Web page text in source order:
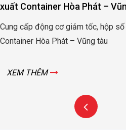
xuất Container Hòa Phát –
Cung cấp động cơ giảm tốc, hộp
Container Hòa Phát – Vũng tàu
XEM THÊM